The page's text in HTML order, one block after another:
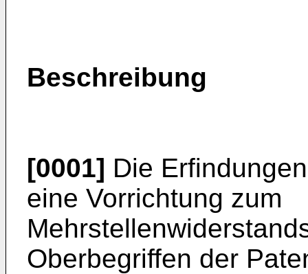
Beschreibung
[0001] Die
eine Vorrichtung zum
Oberbegriffen der